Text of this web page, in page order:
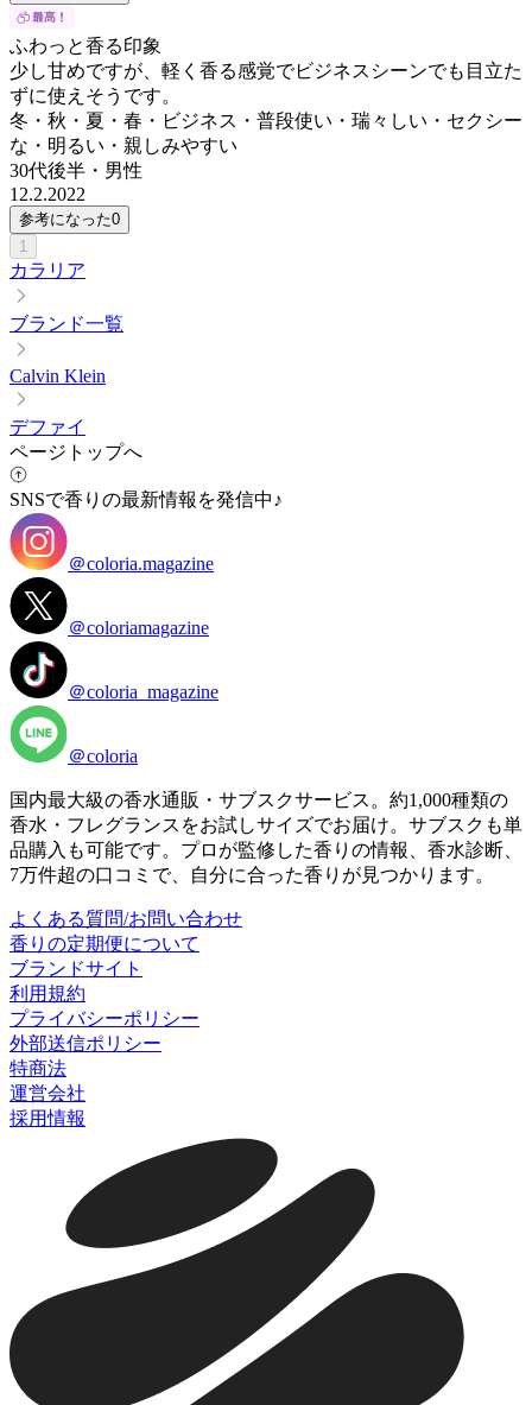
ふわっと香る印象
少し甘めですが、軽く香る感覚でビジネスシーンでも目立た
ずに使えそうです。
冬・秋・夏・春・ビジネス・普段使い・瑞々しい・セクシー
な・明るい・親しみやすい
30代後半 ・ 男性
12.2.2022
参考になった0
1
カラリア
ブランド一覧
Calvin Klein
デファイ
ページトップへ
SNSで香りの最新情報を発信中♪
＠coloria.magazine
＠coloriamagazine
＠coloria_magazine
＠coloria
国内最大級の香水通販・サブスクサービス。約1,000種類の
香水・フレグランスをお試しサイズでお届け。サブスクも単
品購入も可能です。プロが監修した香りの情報、香水診断、
7万件超の口コミで、自分に合った香りが見つかります。
よくある質問/お問い合わせ
香りの定期便について
ブランドサイト
利用規約
プライバシーポリシー
外部送信ポリシー
特商法
運営会社
採用情報